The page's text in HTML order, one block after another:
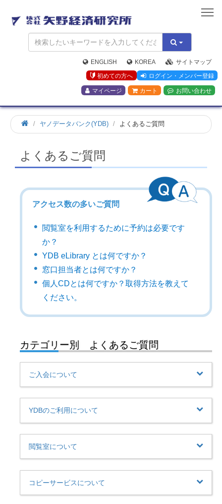
矢
野
経
済
研
究
所
ENGLISH KOREA
サイトマップ
初めての方へ
ログイン・メンバー登録
マイページ カート お問い合わせ
ヤノデータバンク(YDB) よくあるご質問
よくあるご質問
アクセス数の多いご質問
閲覧室を利用するために予約は必要です
か？
YDB eLibrary とは何ですか？
窓口担当者とは何ですか？
個人CDとは何ですか？取得方法を教えて
ください。
カテゴリー別 よくあるご質問
ご入会について
YDBのご利用について
閲覧室について
コピーサービスについて